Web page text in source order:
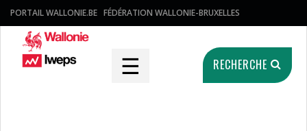
PORTAIL WALLONIE.BE FÉDÉRATION WALLONIE-BRUXELLES
☰ RECHERCHE